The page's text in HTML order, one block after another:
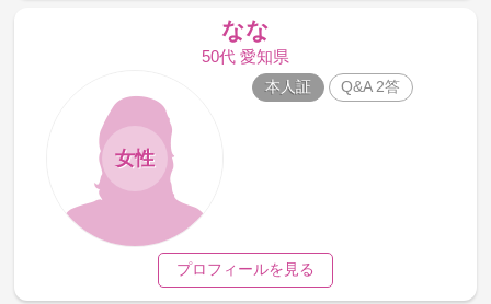
なな
50代 愛知県
女性
本人証 Q&A 2答
プロフィールを見る